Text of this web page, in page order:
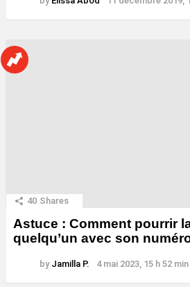
40 Shares
Astuce : Comment pourrir
quelqu’un avec son
by Jamilla P. 4 mai 2023, 15 h 52 min